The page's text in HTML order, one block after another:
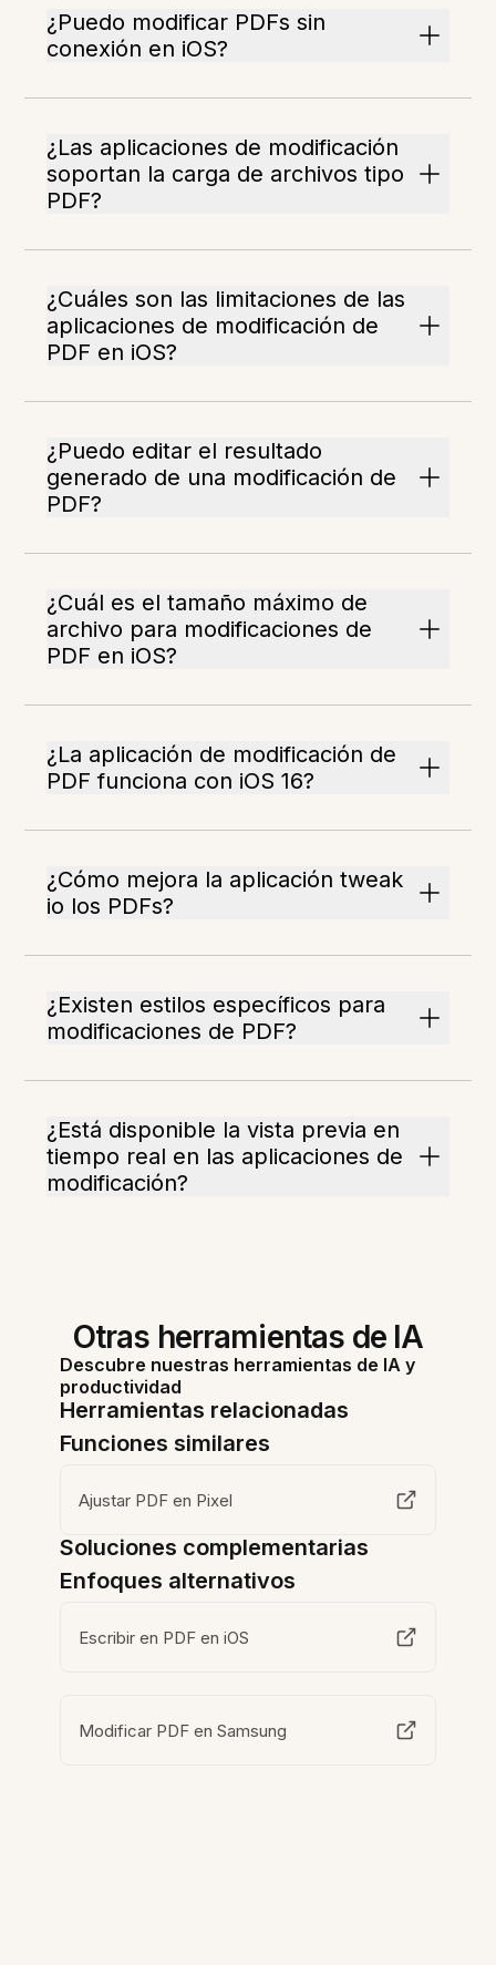
¿Puedo modificar PDFs sin
conexión en iOS?
¿Las aplicaciones de modificación
soportan la carga de archivos tipo
PDF?
¿Cuáles son las limitaciones de las
aplicaciones de modificación de
PDF en iOS?
¿Puedo editar el resultado
generado de una modificación de
PDF?
¿Cuál es el tamaño máximo de
archivo para modificaciones de
PDF en iOS?
¿La aplicación de modificación de
PDF funciona con iOS 16?
¿Cómo mejora la aplicación tweak
io los PDFs?
¿Existen estilos específicos para
modificaciones de PDF?
¿Está disponible la vista previa en
tiempo real en las aplicaciones de
modificación?
Otras herramientas de IA
Descubre nuestras herramientas de IA y
productividad
Herramientas relacionadas
Funciones similares
Ajustar PDF en Pixel
Soluciones complementarias
Enfoques alternativos
Escribir en PDF en iOS
Modificar PDF en Samsung